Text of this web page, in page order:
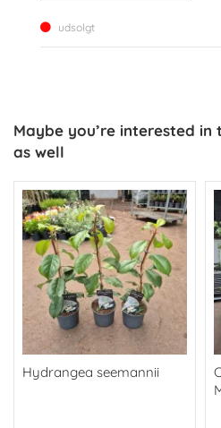
udsolgt
Maybe you’re interested
as well
Hydrangea seemannii